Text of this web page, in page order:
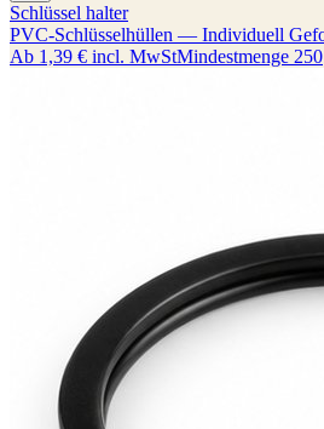
Schlüssel halter
PVC-Schlüsselhüllen — Individuell
Ab 1,39 € incl. MwStMindestmenge 250